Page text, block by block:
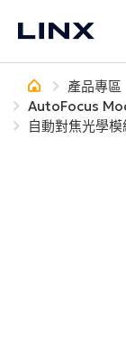
產品專區
AutoFocus
自動對焦光學模